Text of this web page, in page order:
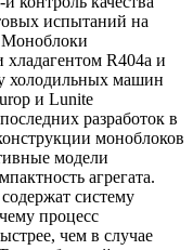
испытаний на
Моноблоки
R404a и
холодильных машин
и Lunite
разработок в
моноблоков
модели
агрегата.
систему
процесс
чем в случае